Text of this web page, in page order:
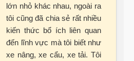
lớn nhỏ khác nhau, ngoài ra
tôi cũng đã chia sẻ rất nhiều
kiến thức bổ ích liên quan
đến lĩnh vực mà tôi biết như
xe nâng, xe cẩu, xe tải. Tôi